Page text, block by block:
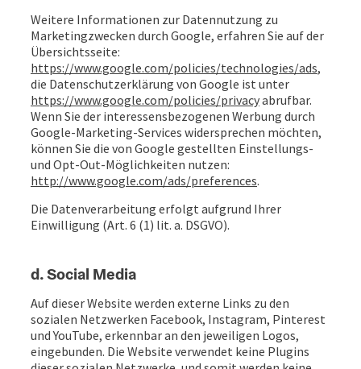
Weitere Informationen zur Datennutzung zu
Marketingzwecken durch Google, erfahren Sie auf der
Übersichtsseite:
https://www.google.com/policies/technologies/ads,
die Datenschutzerklärung von Google ist unter
https://www.google.com/policies/privacyabrufbar.
Wenn Sie der interessensbezogenen Werbung durch
Google-Marketing-Services widersprechen möchten,
können Sie die von Google gestellten Einstellungs-
und Opt-Out-Möglichkeiten nutzen:
http://www.google.com/ads/preferences.
Die Datenverarbeitung erfolgt aufgrund Ihrer
Einwilligung (Art. 6 (1) lit. a. DSGVO).
d. Social Media
Auf dieser Website werden externe Links zu den
sozialen Netzwerken Facebook, Instagram, Pinterest
und YouTube, erkennbar an den jeweiligen Logos,
eingebunden. Die Website verwendet keine Plugins